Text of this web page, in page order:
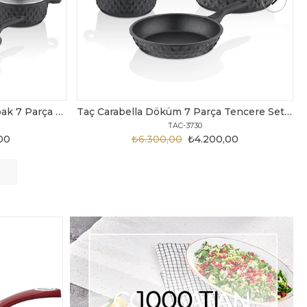
Taç Carabella Döküm 7 Parça Tencere Seti Siyah
TAC-3820
₺2.450,00
₺3.199,00